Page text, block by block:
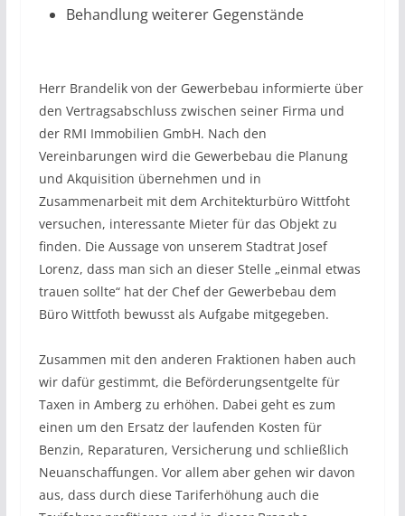
Behandlung weiterer Gegenstände
Herr Brandelik von der Gewerbebau informierte über
den Vertragsabschluss zwischen seiner Firma und
der RMI Immobilien GmbH. Nach den
Vereinbarungen wird die Gewerbebau die Planung
und Akquisition übernehmen und in
Zusammenarbeit mit dem Architekturbüro Wittfoht
versuchen, interessante Mieter für das Objekt zu
finden. Die Aussage von unserem Stadtrat Josef
Lorenz, dass man sich an dieser Stelle „einmal etwas
trauen sollte“ hat der Chef der Gewerbebau dem
Büro Wittfoth bewusst als Aufgabe mitgegeben.
Zusammen mit den anderen Fraktionen haben auch
wir dafür gestimmt, die Beförderungsentgelte für
Taxen in Amberg zu erhöhen. Dabei geht es zum
einen um den Ersatz der laufenden Kosten für
Benzin, Reparaturen, Versicherung und schließlich
Neuanschaffungen. Vor allem aber gehen wir davon
aus, dass durch diese Tariferhöhung auch die